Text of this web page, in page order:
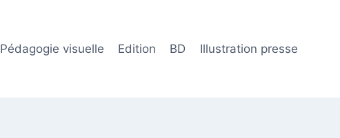
Pédagogie visuelle Edition BD Illustration presse